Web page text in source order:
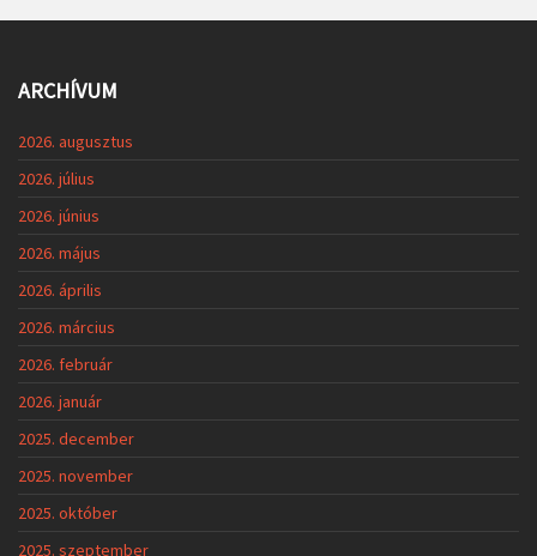
ARCHÍVUM
2026. augusztus
2026. július
2026. június
2026. május
2026. április
2026. március
2026. február
2026. január
2025. december
2025. november
2025. október
2025. szeptember